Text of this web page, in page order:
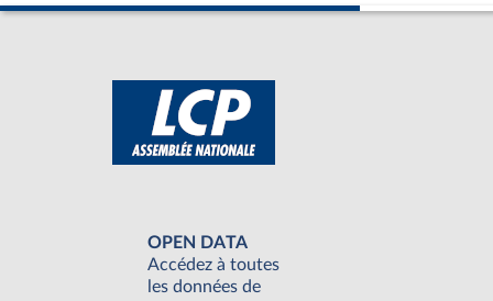
OPEN DATA
Accédez à toutes
les données de